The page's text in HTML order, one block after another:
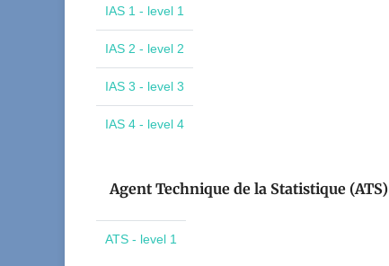
IAS 1 - level 1
IAS 2 - level 2
IAS 3 - level 3
IAS 4 - level 4
Agent Technique de la Statistique (ATS)
ATS - level 1